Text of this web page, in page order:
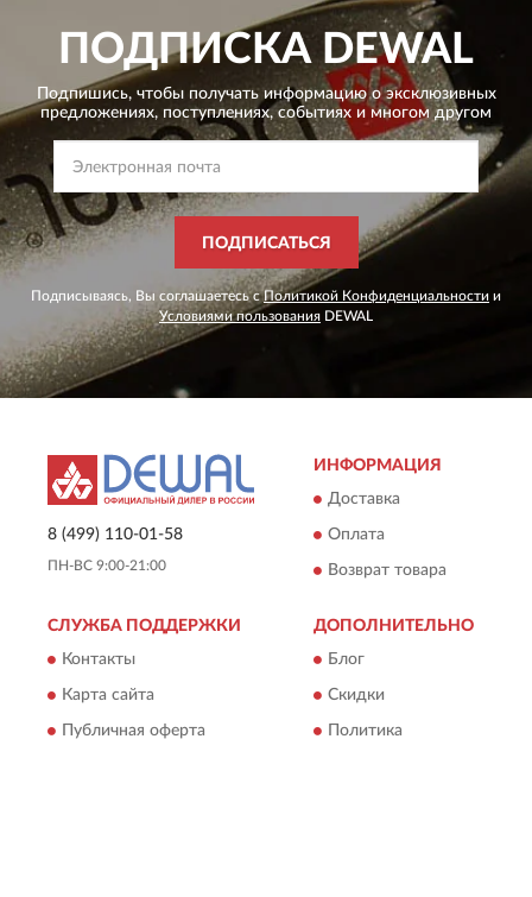
ПОДПИСКАDEWAL
Подпишись, чтобы получать информацию о эксклюзивных
предложениях, поступлениях, событиях и многом другом
ПОДПИСАТЬСЯ
Подписываясь, Вы соглашаетесь сПолитикой Конфиденциальности и
Условиями пользования DEWAL
8 (499) 110-01-58
ПН-ВС 9:00-21:00
ИНФОРМАЦИЯ
Доставка
Оплата
Возврат товара
СЛУЖБА ПОДДЕРЖКИ
Контакты
Карта сайта
Публичная оферта
ДОПОЛНИТЕЛЬНО
Блог
Скидки
Политика